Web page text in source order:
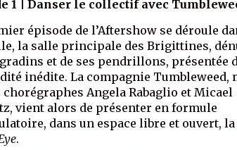
1 | Danser le collectif avec
épisode de l’Aftershow se déroule
la salle principale des Brigittines,
et de ses pendrillons, présentée
inédite. La compagnie Tumbleweed,
chorégraphes Angela Rabaglio et Micael
vient alors de présenter en formule
dans un espace libre et ouvert,
.